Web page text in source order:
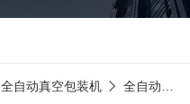
全自动真空包装机 全自动真空包装机